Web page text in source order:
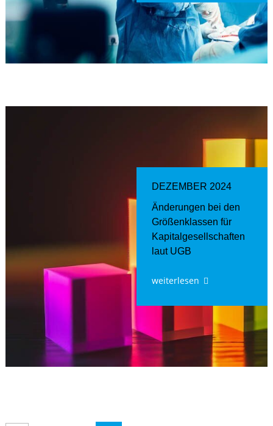
DEZEMBER 2024
Änderungen bei den
Größenklassen für
Kapitalgesellschaften
laut UGB
weiterlesen